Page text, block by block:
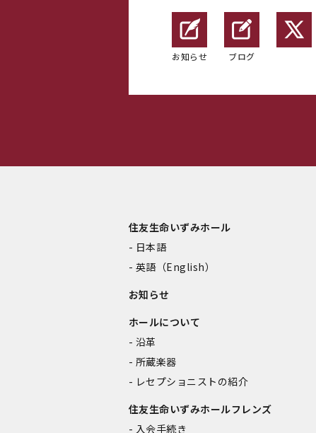
お知らせ ブログ
住友生命いずみホール
日本語
英語（English）
お知らせ
ホールについて
沿革
所蔵楽器
レセプショニストの紹介
住友生命いずみホールフレンズ
入会手続き